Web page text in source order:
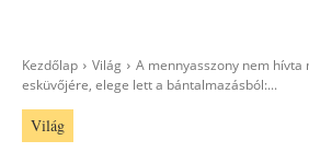
Kezdőlap Világ
A mennyasszony nem hívta
esküvőjére, elege lett a bántalmazásból:...
Világ